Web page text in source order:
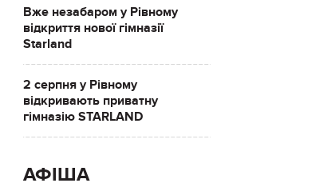
Вже незабаром у Рівному
відкриття нової гімназії
Starland
2 серпня у Рівному
відкривають приватну
гімназію STARLAND
АФІША